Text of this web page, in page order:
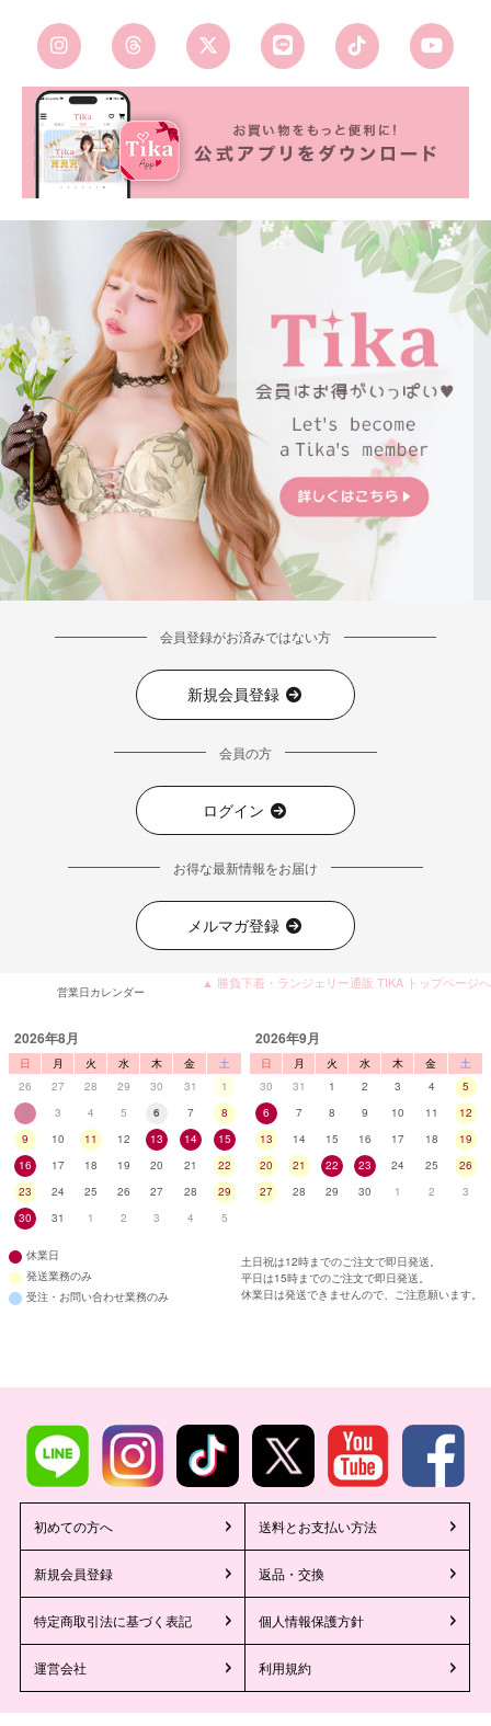
■注意事項
会員登録がお済みではない方
新規会員登録
会員の方
ログイン
お得な最新情報をお届け
メルマガ登録
▲ 勝負下着・ランジェリー通販 TIKA トップページへ
営業日カレンダー
2026年8月
日 月 火 水 木 金
土
26
27 28 29 30 31
1
2
3 4 5 6 7
8
9
10 11 12 13 14
15
16
17 18 19 20 21
22
23
24 25 26 27 28
29
30
31 1 2 3 4 5
2026年9月
日 月 火 水 木 金
土
30
31 1 2 3 4
5
6
7 8 9 10 11
12
13
14 15 16 17 18
19
20
21 22 23 24 25
26
27
28 29 30 1 2 3
休業日
発送業務のみ
受注・お問い合わせ業務のみ
土日祝は12時までのご注文で即日発送。
平日は15時までのご注文で即日発送。
休業日は発送できませんので、ご注意願います。
初めての方へ 送料とお支払い方法
新規会員登録 返品・交換
特定商取引法に基づく表記 個人情報保護方針
運営会社 利用規約